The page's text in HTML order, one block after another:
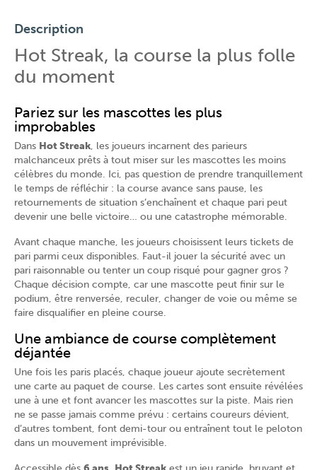
Description
Hot Streak, la course la plus folle
du moment
Pariez sur les mascottes les plus
improbables
Dans Hot Streak, les joueurs incarnent des parieurs
malchanceux prêts à tout miser sur les mascottes les moins
célèbres du monde. Ici, pas question de prendre tranquillement
le temps de réfléchir : la course avance sans pause, les
retournements de situation s’enchaînent et chaque pari peut
devenir une belle victoire… ou une catastrophe mémorable.
Avant chaque manche, les joueurs choisissent leurs tickets de
pari parmi ceux disponibles. Faut-il jouer la sécurité avec un
pari raisonnable ou tenter un coup risqué pour gagner gros ?
Chaque décision compte, car une mascotte peut finir sur le
podium, être renversée, reculer, changer de voie ou même se
faire disqualifier en pleine course.
Une ambiance de course complètement
déjantée
Une fois les paris placés, chaque joueur ajoute secrètement
une carte au paquet de course. Les cartes sont ensuite révélées
une à une et font avancer les mascottes sur la piste. Mais rien
ne se passe jamais comme prévu : certains coureurs dévient,
d’autres tombent, font demi-tour ou entraînent tout le peloton
dans un mouvement imprévisible.